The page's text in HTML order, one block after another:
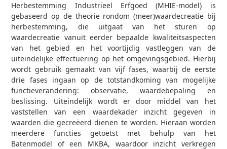
Herbestemming Industrieel Erfgoed (MHIE-model) is
gebaseerd op de theorie rondom (meer)waardecreatie bij
herbestemming, die uitgaat van het sturen op
waardecreatie vanuit eerder bepaalde kwaliteitsaspecten
van het gebied en het voortijdig vastleggen van de
uiteindelijke effectuering op het omgevingsgebied. Hierbij
wordt gebruik gemaakt van vijf fases, waarbij de eerste
drie fases ingaan op de totstandkoming van mogelijke
functieverandering: observatie, waardebepaling en
beslissing. Uiteindelijk wordt er door middel van het
vaststellen van een waardekader inzicht gegeven in
waarden die gecreëerd dienen te worden. Hieraan worden
meerdere functies getoetst met behulp van het
Batenmodel of een MKBA, waardoor inzicht verkregen